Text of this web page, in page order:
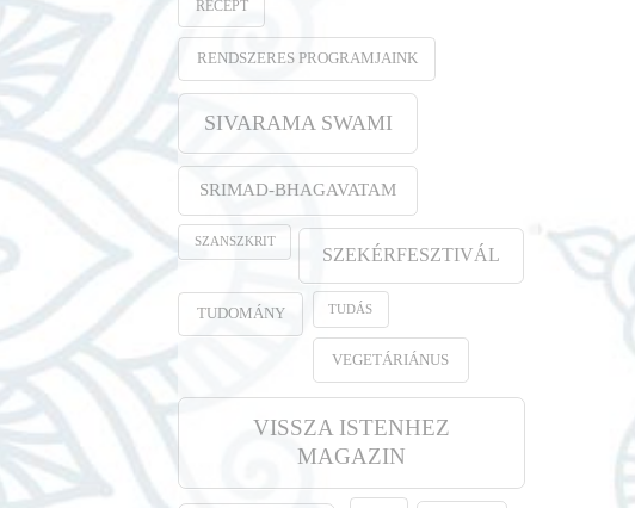
RECEPT
RENDSZERES PROGRAMJAINK
SIVARAMA SWAMI
SRIMAD-BHAGAVATAM
SZANSZKRIT
SZEKÉRFESZTIVÁL
TUDOMÁNY TUDÁS
VEGETÁRIÁNUS
VISSZA ISTENHEZ
MAGAZIN